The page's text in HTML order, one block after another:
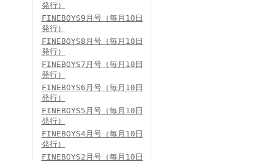
FINEBOYS2024年4月号
発行）
FINEBOYS9月号（毎月10日
発行）
FINEBOYS8月号（毎月10日
発行）
FINEBOYS7月号（毎月10日
発行）
FINEBOYS6月号（毎月10日
発行）
FINEBOYS5月号（毎月10日
発行）
FINEBOYS4月号（毎月10日
発行）
FINEBOYS2月号（毎月10日